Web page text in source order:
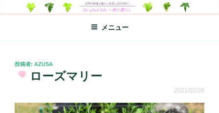
ン
ン
SO-GLAD LIFE～旅と暮らし
世界の料理のエッセイやレシピ、シンプルライフ、楽しい暮らしなどを
綴る、世界248か国を旅した松本あづさのDIARYです
メニュー
投
稿
投稿者: AZUSA
ローズマリー
2021/02/28